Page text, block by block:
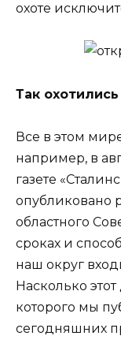
охоте
Так
Все в этом
например, в
газете
опубликовано
областного
сроках и
наш округ
Насколько
которого мы
сегодняшних